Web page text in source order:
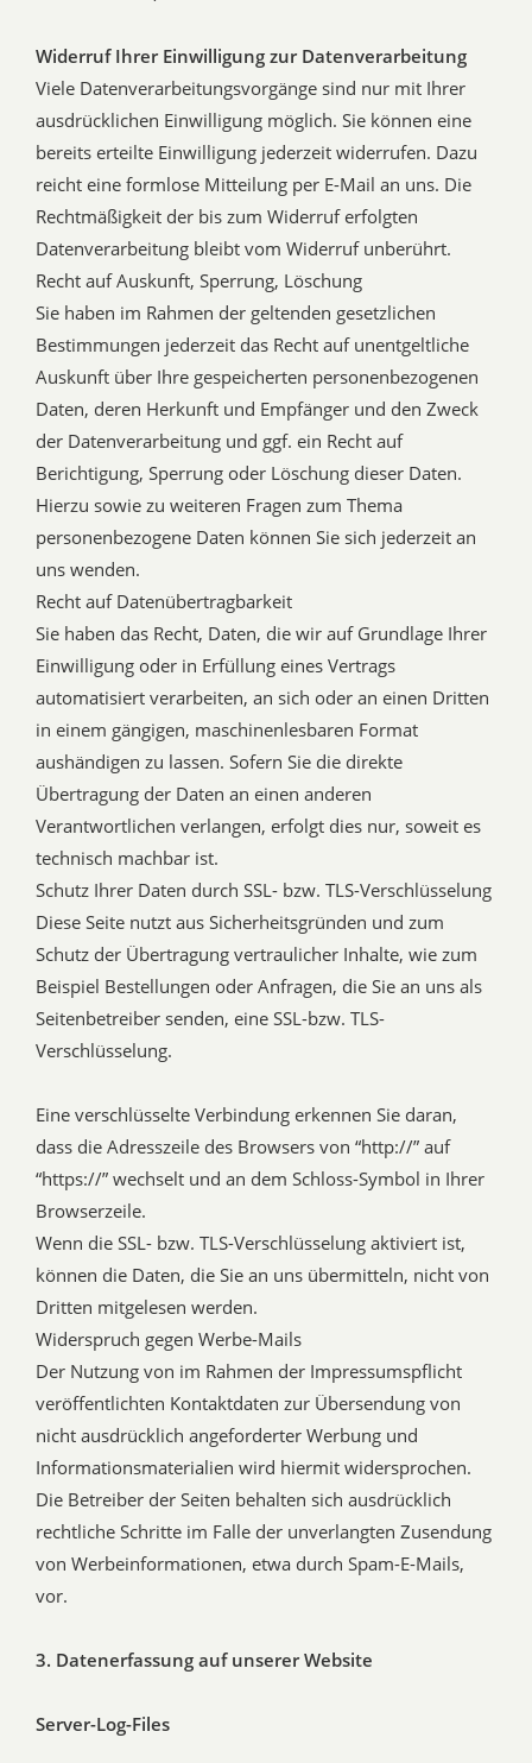
Widerruf Ihrer Einwilligung zur Datenverarbeitung
Viele Datenverarbeitungsvorgänge sind nur mit Ihrer
ausdrücklichen Einwilligung möglich. Sie können eine
bereits erteilte Einwilligung jederzeit widerrufen. Dazu
reicht eine formlose Mitteilung per E-Mail an uns. Die
Rechtmäßigkeit der bis zum Widerruf erfolgten
Datenverarbeitung bleibt vom Widerruf unberührt.
Recht auf Auskunft, Sperrung, Löschung
Sie haben im Rahmen der geltenden gesetzlichen
Bestimmungen jederzeit das Recht auf unentgeltliche
Auskunft über Ihre gespeicherten personenbezogenen
Daten, deren Herkunft und Empfänger und den Zweck
der Datenverarbeitung und ggf. ein Recht auf
Berichtigung, Sperrung oder Löschung dieser Daten.
Hierzu sowie zu weiteren Fragen zum Thema
personenbezogene Daten können Sie sich jederzeit an
uns wenden.
Recht auf Datenübertragbarkeit
Sie haben das Recht, Daten, die wir auf Grundlage Ihrer
Einwilligung oder in Erfüllung eines Vertrags
automatisiert verarbeiten, an sich oder an einen Dritten
in einem gängigen, maschinenlesbaren Format
aushändigen zu lassen. Sofern Sie die direkte
Übertragung der Daten an einen anderen
Verantwortlichen verlangen, erfolgt dies nur, soweit es
technisch machbar ist.
Schutz Ihrer Daten durch SSL- bzw. TLS-Verschlüsselung
Diese Seite nutzt aus Sicherheitsgründen und zum
Schutz der Übertragung vertraulicher Inhalte, wie zum
Beispiel Bestellungen oder Anfragen, die Sie an uns als
Seitenbetreiber senden, eine SSL-bzw. TLS-
Verschlüsselung.
Eine verschlüsselte Verbindung erkennen Sie daran,
dass die Adresszeile des Browsers von “http://” auf
“https://” wechselt und an dem Schloss-Symbol in Ihrer
Browserzeile.
Wenn die SSL- bzw. TLS-Verschlüsselung aktiviert ist,
können die Daten, die Sie an uns übermitteln, nicht von
Dritten mitgelesen werden.
Widerspruch gegen Werbe-Mails
Der Nutzung von im Rahmen der Impressumspflicht
veröffentlichten Kontaktdaten zur Übersendung von
nicht ausdrücklich angeforderter Werbung und
Informationsmaterialien wird hiermit widersprochen.
Die Betreiber der Seiten behalten sich ausdrücklich
rechtliche Schritte im Falle der unverlangten Zusendung
von Werbeinformationen, etwa durch Spam-E-Mails,
vor.
3. Datenerfassung auf unserer Website
Server-Log-Files